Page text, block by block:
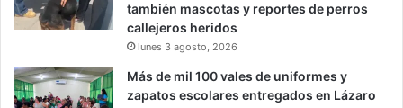
también mascotas y reportes de perros
callejeros heridos
lunes 3 agosto, 2026
Más de mil 100 vales de uniformes y
zapatos escolares entregados en Lázaro